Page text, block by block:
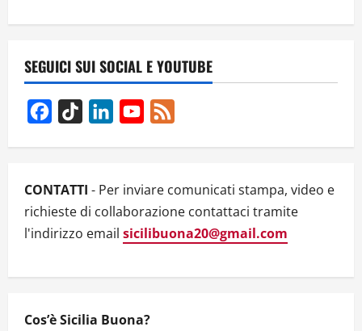
v
i
g
a
t
i
o
n
SEGUICI SUI SOCIAL E YOUTUBE
Facebook
TikTok LinkedInYouTube
CONTATTI - Per inviare comunicati stampa, video e
richieste di collaborazione contattaci tramite
l'indirizzo email sicilibuona20@gmail.com
Cos’è Sicilia Buona?